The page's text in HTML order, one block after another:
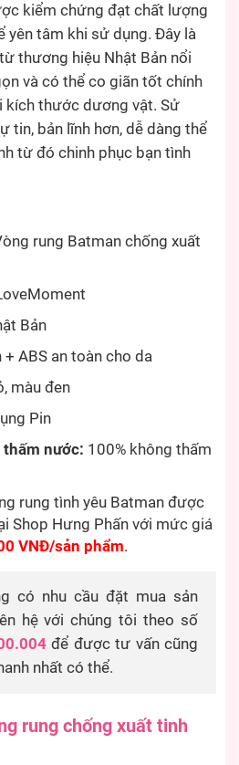
kiểm chứng đạt chất lượng
yên tâm khi sử dụng. Đây là
thương hiệu Nhật Bản nổi
và có thể co giãn tốt chính
kích thước dương vật. Sử
tin, bản lĩnh hơn, dễ dàng thể
từ đó chinh phục bạn tình
rung Batman chống xuất
Bản
+ ABS an toàn cho da
màu đen
Pin
thấm nước: 100% không thấm
rung tình yêu Batman được
Shop Hưng Phấn với mức giá
VNĐ/sản phẩm.
có nhu cầu đặt mua sản
hệ với chúng tôi theo số
để được tư vấn cũng
nhất có thể.
rung chống xuất tinh